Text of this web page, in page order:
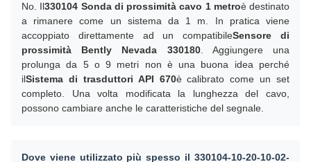
No. Il330104 Sonda di prossimità cavo 1 metroè destinato
a rimanere come un sistema da 1 m. In pratica viene
accoppiato direttamente ad un compatibileSensore di
prossimità Bently Nevada 330180. Aggiungere una
prolunga da 5 o 9 metri non è una buona idea perché
ilSistema di trasduttori API 670è calibrato come un set
completo. Una volta modificata la lunghezza del cavo,
possono cambiare anche le caratteristiche del segnale.
Dove viene utilizzato più spesso il 330104-10-20-10-02-